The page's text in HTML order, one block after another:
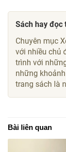
Sách hay đọc
Chuyên mục
với nhiều chủ
trình với
những
trang sách là
Bài liên quan